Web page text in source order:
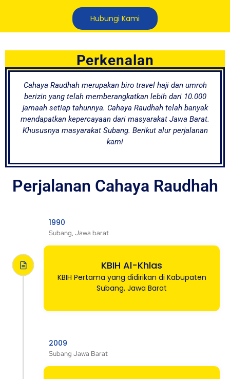
Hubungi Kami
Perkenalan
Cahaya Raudhah merupakan biro travel haji dan umroh
berizin yang telah memberangkatkan lebih dari 10.000
jamaah setiap tahunnya. Cahaya Raudhah telah banyak
mendapatkan kepercayaan dari masyarakat Jawa Barat.
Khususnya masyarakat Subang. Berikut alur perjalanan
kami
Perjalanan Cahaya Raudhah
1990
Subang, Jawa barat
KBIH Al-Khlas
KBIH Pertama yang didirikan di Kabupaten
Subang, Jawa Barat
2009
Subang Jawa Barat